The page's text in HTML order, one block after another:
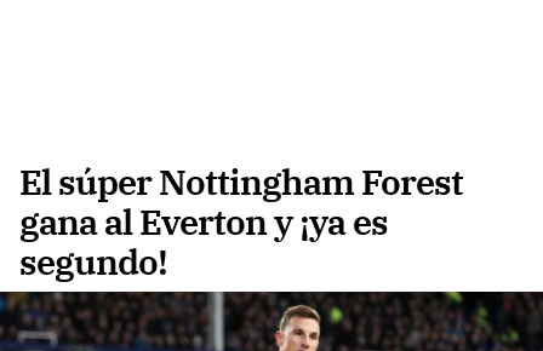
El súper Nottingham Forest
gana al Everton y ¡ya es
segundo!